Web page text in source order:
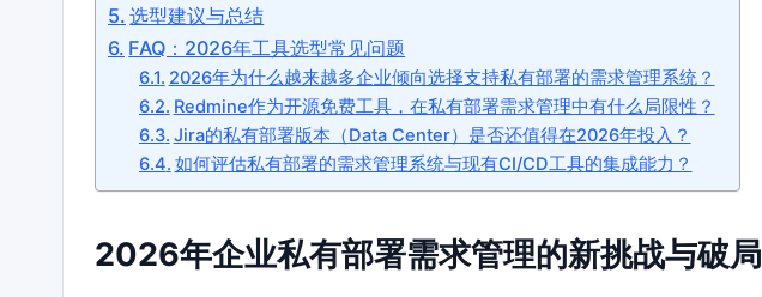
选型建议与总结
FAQ：2026年工具选型常见问题
2026年为什么越来越多企业倾向选择支持私有部署的需求管理系统？
Redmine作为开源免费工具，在私有部署需求管理中有什么局限性？
Jira的私有部署版本（Data Center）是否还值得在2026年投入？
如何评估私有部署的需求管理系统与现有CI/CD工具的集成能力？
2026年企业私有部署需求管理的新挑战与破局